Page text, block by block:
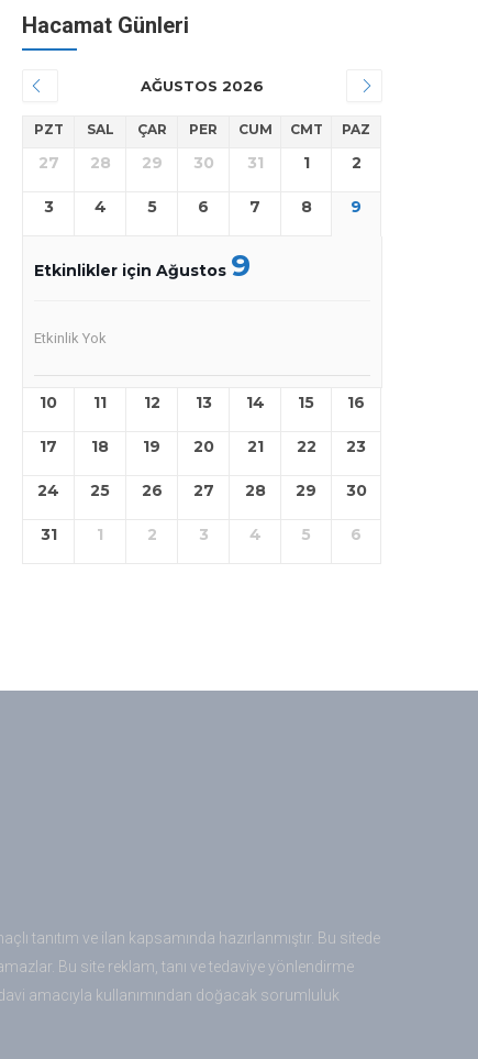
Hacamat Günleri
AĞUSTOS 2026
PZT SAL ÇAR PER CUM CMT PAZ
27 28 29 30 31 1 2
3 4 5 6 7 8 9
Etkinlikler için Ağustos 9
Etkinlik Yok
10 11 12 13 14 15 16
17 18 19 20 21 22 23
24 25 26 27 28 29 30
31 1 2 3 4 5 6
tanıtım ve ilan kapsamında hazırlanmıştır. Bu sitede
Bu site reklam, tanı ve tedaviye yönlendirme
amacıyla kullanımından doğacak sorumluluk